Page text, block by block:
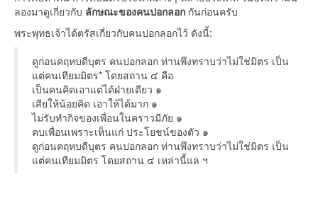
ลองมาดูเกี่ยวกับ ลักษณะของคนปอกลอก กันก่อนครับ
พระพุทธเจ้าได้ตรัสเกี่ยวกับคนปอกลอกไว้ ดังนี้:
ดูก่อนคฤหบดีบุตร คนปอกลอก ท่านพึงทราบว่าไม่ใช่มิตร เป็น
แต่คนเทียมมิตร* โดยสถาน ๔ คือ
เป็นคนคิดเอาแต่ได้ฝ่ายเดียว ๑
เสียให้น้อยคิด เอาให้ได้มาก ๑
ไม่รับทำกิจของเพื่อนในคราวมีภัย ๑
คบเพื่อนเพราะเห็นแก่ ประโยชน์ของตัว ๑
ดูก่อนคฤหบดีบุตร คนปอกลอก ท่านพึงทราบว่าไม่ใช่มิตร เป็น
แต่คนเทียมมิตร โดยสถาน ๔ เหล่านี้แล ฯ